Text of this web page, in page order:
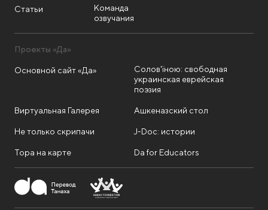
Статьи
Команда
озвучания
Проекты «Да»
Основной сайт «Да»
Солов'їною: свободная
украинская еврейская
поэзия
Виртуальная Галерея Ашкеназский стол
Не только скрипачи J-Doc: истории
Тора на карте Da for Educators